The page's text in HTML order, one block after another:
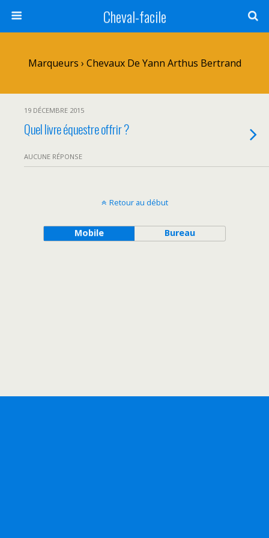
Cheval-facile
Marqueurs › Chevaux De Yann Arthus Bertrand
19 DÉCEMBRE 2015
Quel livre équestre offrir ?
AUCUNE RÉPONSE
Retour au début
Mobile Bureau